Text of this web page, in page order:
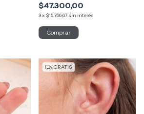
$47.300,00
3x $15.766,67 sin interés
GRATIS